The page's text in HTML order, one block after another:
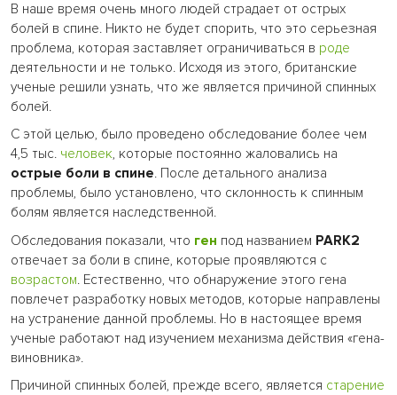
В наше время очень много людей страдает от острых
болей в спине. Никто не будет спорить, что это серьезная
проблема, которая заставляет ограничиваться в роде
деятельности и не только. Исходя из этого, британские
ученые решили узнать, что же является причиной спинных
болей.
С этой целью, было проведено обследование более чем
4,5 тыс. человек, которые постоянно жаловались на
острые боли в спине. После детального анализа
проблемы, было установлено, что склонность к спинным
болям является наследственной.
Обследования показали, что ген под названием PARK2
отвечает за боли в спине, которые проявляются с
возрастом. Естественно, что обнаружение этого гена
повлечет разработку новых методов, которые направлены
на устранение данной проблемы. Но в настоящее время
ученые работают над изучением механизма действия «гена-
виновника».
Причиной спинных болей, прежде всего, является старение